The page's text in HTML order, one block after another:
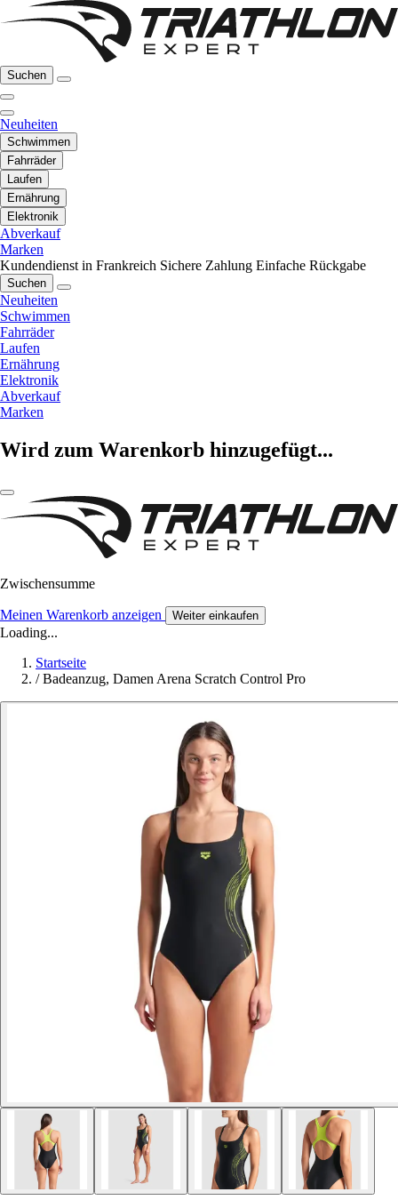
Suchen
Neuheiten
Schwimmen
Fahrräder
Laufen
Ernährung
Elektronik
Abverkauf
Marken
Kundendienst in Frankreich Sichere Zahlung Einfache Rückgabe
Suchen
Neuheiten
Schwimmen
Fahrräder
Laufen
Ernährung
Elektronik
Abverkauf
Marken
Wird zum Warenkorb hinzugefügt...
Zwischensumme
Meinen Warenkorb anzeigen Weiter einkaufen
Loading...
Startseite
/ Badeanzug, Damen Arena Scratch Control Pro